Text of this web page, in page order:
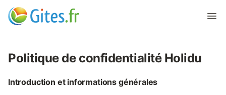
Politique de confidentialité Holidu
Introduction et informations générales